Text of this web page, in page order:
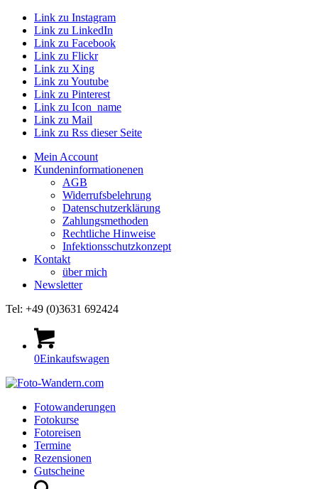
Link zu Instagram
Link zu LinkedIn
Link zu Facebook
Link zu Flickr
Link zu Xing
Link zu Youtube
Link zu Pinterest
Link zu Icon_name
Link zu Mail
Link zu Rss dieser Seite
Mein Account
Kundeninformationenen
AGB
Widerrufsbelehrung
Datenschutzerklärung
Zahlungsmethoden
Rechtliche Hinweise
Infektionsschutzkonzept
Kontakt
über mich
Newsletter
Tel: +49 (0)3631 692424
0Einkaufswagen
Fotowanderungen
Fotokurse
Fotoreisen
Termine
Rezensionen
Gutscheine